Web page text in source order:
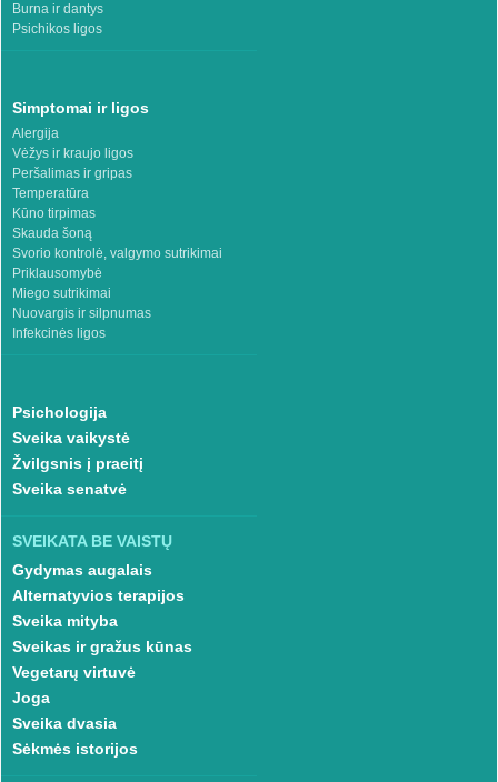
Burna ir dantys
Psichikos ligos
Simptomai ir ligos
Alergija
Vėžys ir kraujo ligos
Peršalimas ir gripas
Temperatūra
Kūno tirpimas
Skauda šoną
Svorio kontrolė, valgymo sutrikimai
Priklausomybė
Miego sutrikimai
Nuovargis ir silpnumas
Infekcinės ligos
Psichologija
Sveika vaikystė
Žvilgsnis į praeitį
Sveika senatvė
SVEIKATA BE VAISTŲ
Gydymas augalais
Alternatyvios terapijos
Sveika mityba
Sveikas ir gražus kūnas
Vegetarų virtuvė
Joga
Sveika dvasia
Sėkmės istorijos